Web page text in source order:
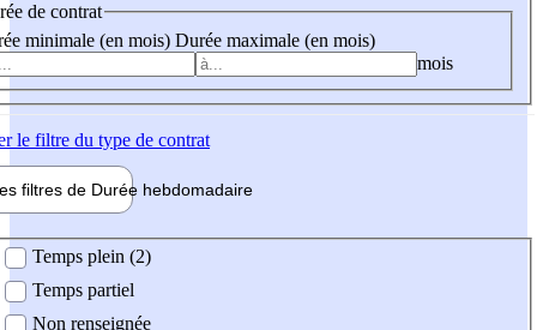
de contrat
minimale (en mois) Durée maximale (en mois)
mois
le filtre du type de contrat
filtres de Durée hebdomadaire
Temps plein (2)
Temps partiel
Non renseignée